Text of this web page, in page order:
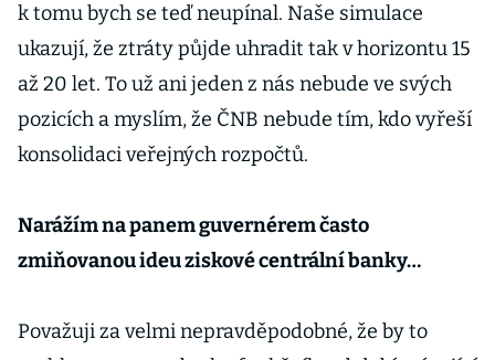
k tomu bych se teď neupínal. Naše simulace
ukazují, že ztráty půjde uhradit tak v horizontu 15
až 20 let. To už ani jeden z nás nebude ve svých
pozicích a myslím, že ČNB nebude tím, kdo vyřeší
konsolidaci veřejných rozpočtů.
Narážím na panem guvernérem často
zmiňovanou ideu ziskové centrální banky…
Považuji za velmi nepravděpodobné, že by to